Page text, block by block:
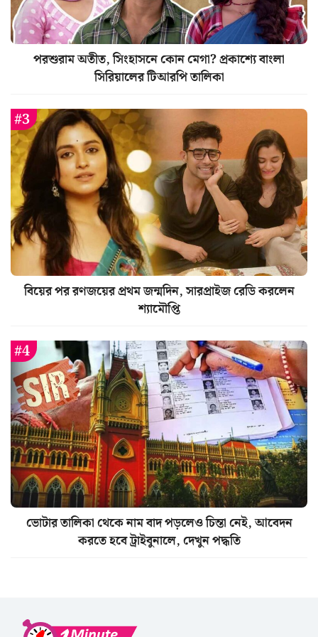
পরশুরাম অতীত, সিংহাসনে কোন মেগা? প্রকাশ্যে বাংলা
সিরিয়ালের টিআরপি তালিকা
বিয়ের পর রণজয়ের প্রথম জন্মদিন, সারপ্রাইজ রেডি করলেন
শ্যামৌপ্তি
ভোটার তালিকা থেকে নাম বাদ পড়লেও চিন্তা নেই, আবেদন
করতে হবে ট্রাইবুনালে, দেখুন পদ্ধতি